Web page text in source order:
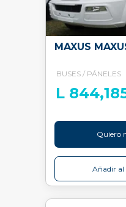
MAXUS
BUSES / PÁNELES
L
Quiero
Añadir